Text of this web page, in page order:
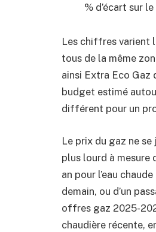
% d’écart sur
Les chiffres varient
tous de la même
ainsi Extra Eco Gaz
budget estimé
différent pour un
Le prix du gaz ne se
plus lourd à mesure
an pour l’eau
demain, ou d’un
offres gaz 2025-
chaudière récente,